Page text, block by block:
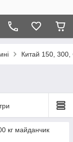
Китай 150, 300,
кг майданчик